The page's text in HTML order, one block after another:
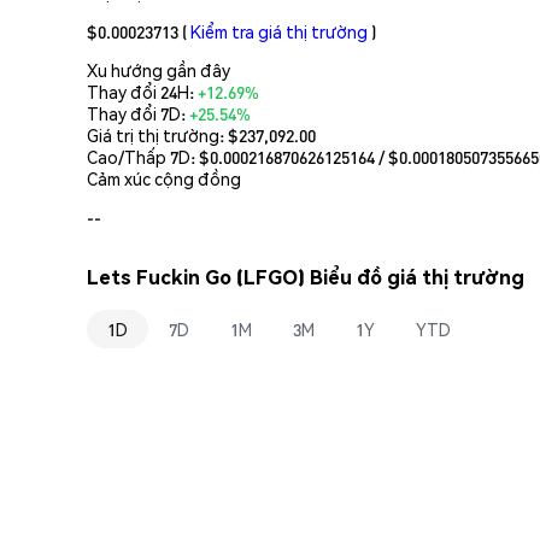
$0.00023713 (Kiểm tra giá thị trường )
Xu hướng gần đây
Thay đổi 24H:+12.69%
Thay đổi 7D:+25.54%
Giá trị thị trường:$237,092.00
Cao/Thấp 7D: $0.000216870626125164/ $
Cảm xúc cộng đồng
--
Lets Fuckin Go (LFGO) Biểu đồ giá thị trường
1D 7D 1M 3M 1Y YTD